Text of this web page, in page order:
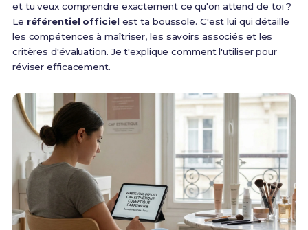
et tu veux comprendre exactement ce qu'on attend de toi ?
Le référentiel officielest ta boussole. C'est lui qui détaille
les compétences à maîtriser, les savoirs associés et les
critères d'évaluation. Je t'explique comment l'utiliser pour
réviser efficacement.